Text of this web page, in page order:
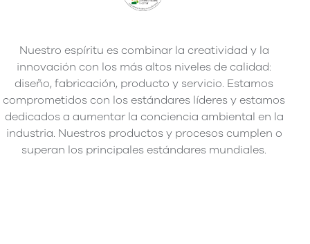
Nuestro espíritu es combinar la creatividad y la
innovación con los más altos niveles de calidad:
diseño, fabricación, producto y servicio. Estamos
comprometidos con los estándares líderes y estamos
dedicados a aumentar la conciencia ambiental en la
industria. Nuestros productos y procesos cumplen o
superan los principales estándares mundiales.